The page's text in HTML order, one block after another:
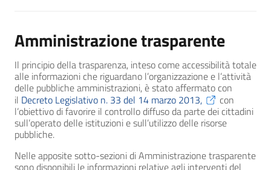
Amministrazione trasparente
Il principio della trasparenza, inteso come accessibilità totale
alle informazioni che riguardano l’organizzazione e l’attività
delle pubbliche amministrazioni, è stato affermato con
il Decreto Legislativo n. 33 del 14 marzo 2013, con
l’obiettivo di favorire il controllo diffuso da parte dei cittadini
sull’operato delle istituzioni e sull’utilizzo delle risorse
pubbliche.
Nelle apposite sotto-sezioni di Amministrazione trasparente
sono disponibili le informazioni relative agli interventi del